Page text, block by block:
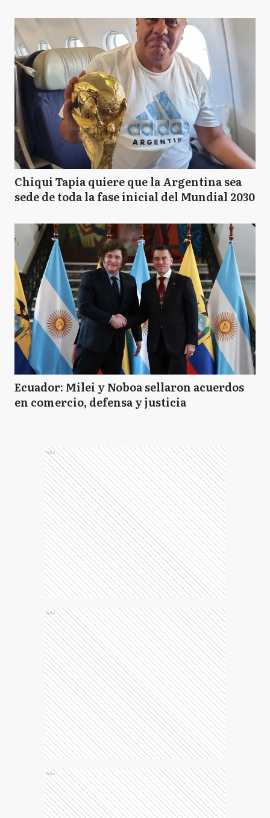
Chiqui Tapia quiere que la Argentina sea
sede de toda la fase inicial del Mundial 2030
Ecuador: Milei y Noboa sellaron acuerdos
en comercio, defensa y justicia
Ads
Ads
Ads